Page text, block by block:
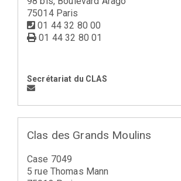
75014 Paris
01 44 32 80 00
01 44 32 80 01
Secrétariat du CLAS
Clas des Grands Moulins
Case 7049
5 rue Thomas Mann